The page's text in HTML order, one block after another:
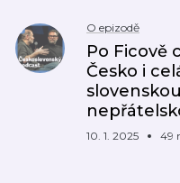
O epizodě
Po Ficově
Česko i
10. 1. 2025 49